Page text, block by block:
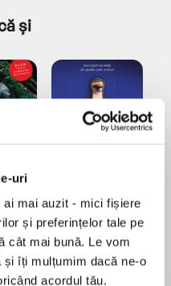
uri
mai auzit - mici fișiere
și preferințelor tale pe
cât mai bună. Le vom
îți mulțumim dacă ne-o
acordul tău.
și